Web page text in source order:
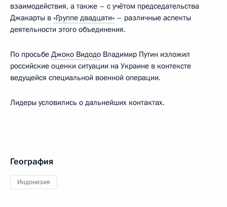
взаимодействия, а также – с учётом председательства
Джакарты в «Группе двадцати» – различные аспекты
деятельности этого объединения.
По просьбе Джоко Видодо Владимир Путин изложил
российские оценки ситуации на Украине в контексте
ведущейся специальной военной операции.
Лидеры условились о дальнейших контактах.
География
Индонезия